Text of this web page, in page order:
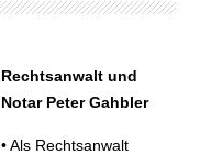
Rechtsanwalt und
Notar Peter Gahbler
• Als Rechtsanwalt